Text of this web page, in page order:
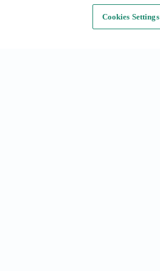
Cookies Settings